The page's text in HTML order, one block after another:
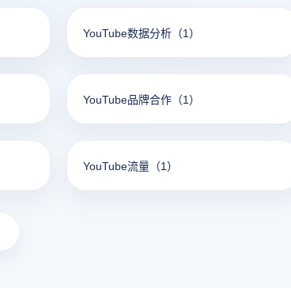
YouTube数据分析 （1）
YouTube品牌合作 （1）
YouTube流量 （1）